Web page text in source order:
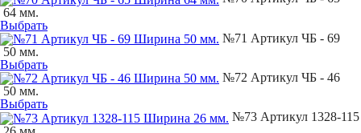
64 мм.
Выбрать
№71 Артикул ЧБ - 69
50 мм.
Выбрать
№72 Артикул ЧБ - 46
50 мм.
Выбрать
№73 Артикул 1328-115